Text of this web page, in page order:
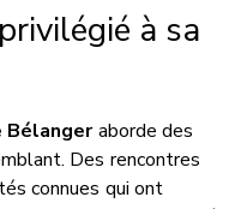
à sa
Bélangeraborde des
Des rencontres
connues qui ont